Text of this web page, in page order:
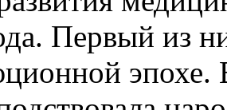
Первый из
эпохе.